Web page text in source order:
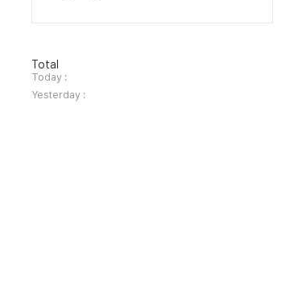
방
문
자
수
Total
Today :
Yesterday :